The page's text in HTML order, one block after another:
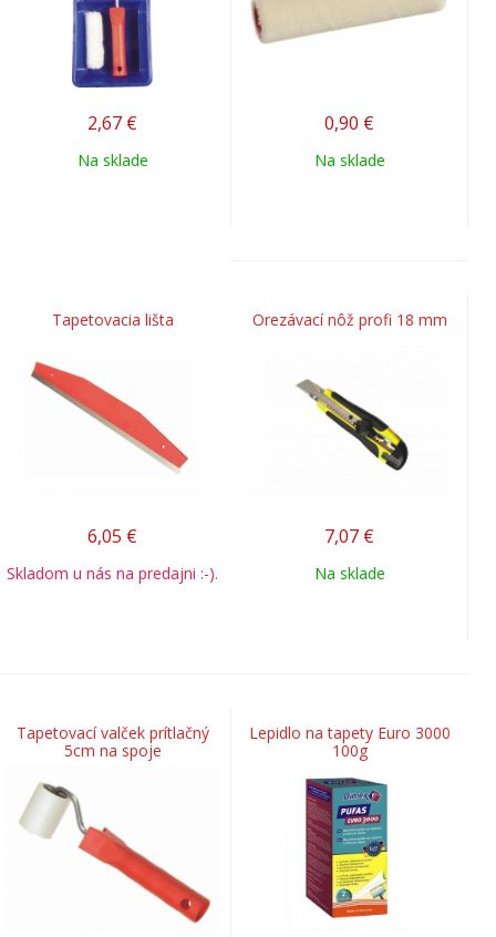
2,67 €
Na sklade
0,90 €
Na sklade
Tapetovacia lišta
6,05 €
Skladom u nás na predajni :-).
Orezávací nôž profi 18 mm
7,07 €
Na sklade
Tapetovací valček prítlačný
5cm na spoje
Lepidlo na tapety Euro 3000
100g